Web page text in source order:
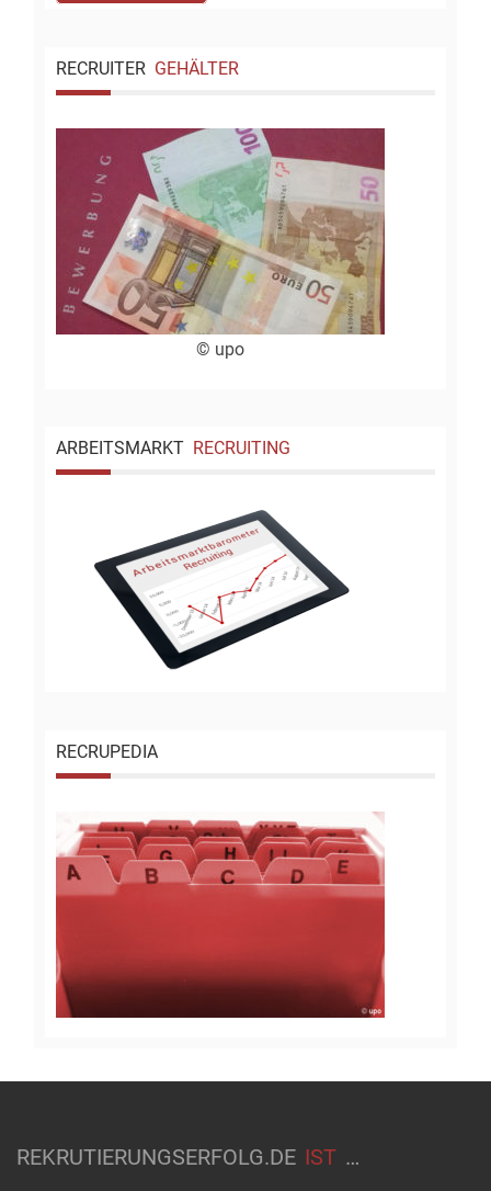
RECRUITER GEHÄLTER
© upo
ARBEITSMARKT RECRUITING
RECRUPEDIA
REKRUTIERUNGSERFOLG.DE IST …